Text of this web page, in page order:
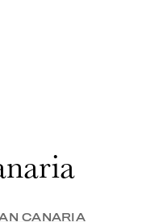
CANARIA